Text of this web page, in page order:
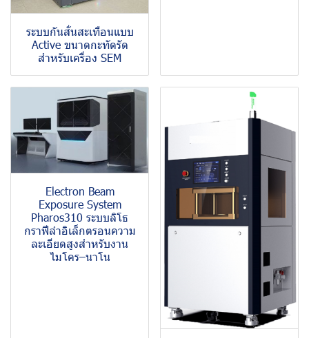
ระบบกันสั่นสะเทือนแบบ
Active ขนาดกะทัดรัด
สำหรับเครื่อง SEM
Electron Beam
Exposure System
Pharos310 ระบบลิโธ
กราฟีลำอิเล็กตรอนความ
ละเอียดสูงสำหรับงาน
ไมโคร–นาโน